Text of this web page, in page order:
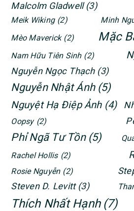
Malcolm Gladwell (3)
Meik Wiking (2) Minh
Mèo Maverick (2) Mặc
Nam Hữu Tiên Sinh (2)
Nguyễn Ngọc Thạch (3)
Nguyễn Nhật Ánh (5)
Nguyệt Hạ Điệp Ảnh (4)
Oopsy (2)
Phỉ Ngã Tư Tồn (5)
Rachel Hollis (2)
Rosie Nguyễn (2)
Steven D. Levitt (3)
Thích Nhất Hạnh (7)